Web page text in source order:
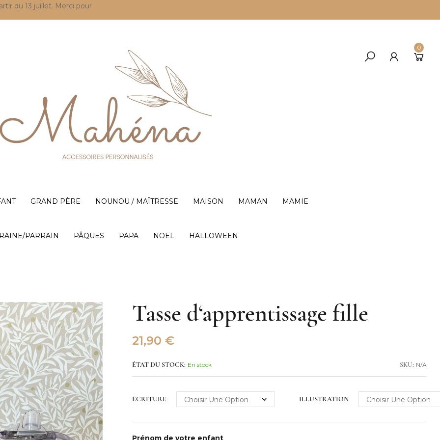
du 13 juillet. Merci pour
0
GRAND PÈRE NOUNOU / MAÎTRESSE MAISON MAMAN MAMIE
PARRAIN PÂQUES PAPA NOËL HALLOWEEN
Tasse d‘apprentissage fille
21,90 €
ÉTAT DU STOCK: En stock SKU: N/A
ÉCRITURE ILLUSTRATION
Prénom de votre enfant